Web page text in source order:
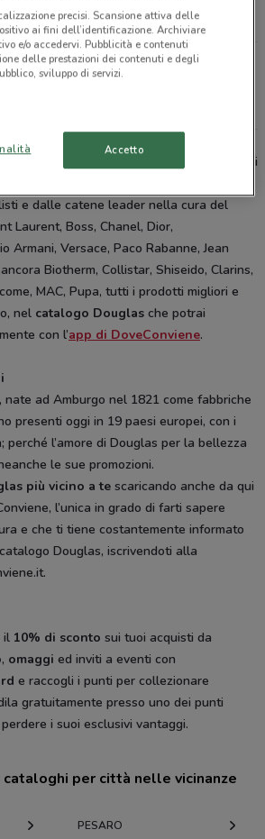
Tutti i negozi Douglas
offerte, negozi e Douglas
si occupa della vendita di profumi,
up e accessori: tutto ciò che è sinonimo di
Da Douglas solo i profumi e i trattamenti
e dalle catene leader nella cura del
Laurent, Boss, Chanel, Dior,
Armani, Versace, Paco Rabanne, Jean
Biotherm, Collistar, Shiseido, Clarins,
MAC, Pupa, tutti i prodotti migliori e
nel catalogo Douglas che potrai
con l’app di DoveConviene.
nate ad Amburgo nel 1821 come fabbriche
presenti oggi in 19 paesi europei, con i
l’amore di Douglas per la bellezza
le sue promozioni.
più vicino a te scaricando anche da qui
l’unica in grado di farti sapere
e che ti tiene costantemente informato
Douglas, iscrivendoti alla
il 10% di sconto sui tuoi acquisti da
, omaggi ed inviti a eventi con
e raccogli i punti per collezionare
gratuitamente presso uno dei punti
i suoi esclusivi vantaggi.
per città nelle vicinanze
PESARO
precisi. Scansione attiva delle
ai fini dell’identificazione. Archiviare
e/o accedervi. Pubblicità e contenuti
delle prestazioni dei contenuti e degli
sviluppo di servizi.
Accetto